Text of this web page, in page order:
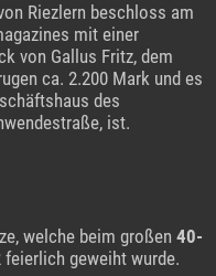
Riezlern beschloss am
mit einer
von Gallus Fritz, dem
ca. 2.200 Mark und es
des
ist.
welche beim großen 40-
feierlich geweiht wurde.